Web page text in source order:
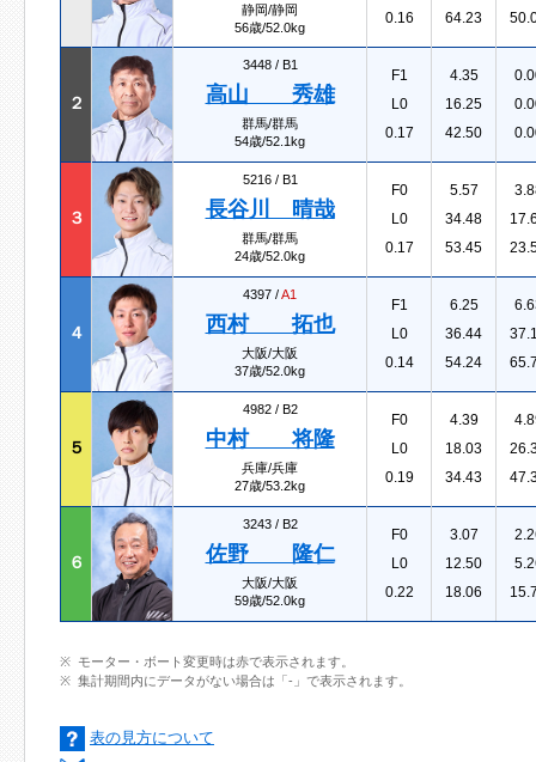
静岡/静岡
56歳/52.0kg
0.16
64.23
２
3448 / B1
高山 秀雄
群馬/群馬
54歳/52.1kg
F1
L0
0.17
4.35
16.25
42.50
３
5216 / B1
長谷川 晴哉
群馬/群馬
24歳/52.0kg
F0
L0
0.17
5.57
34.48
53.45
４
4397 /A1
西村 拓也
大阪/大阪
37歳/52.0kg
F1
L0
0.14
6.25
36.44
54.24
５
4982 / B2
中村 将隆
兵庫/兵庫
27歳/53.2kg
F0
L0
0.19
4.39
18.03
34.43
６
3243 / B2
佐野 隆仁
大阪/大阪
59歳/52.0kg
F0
L0
0.22
3.07
12.50
18.06
モーター・ボート変更時は赤で表示されます。
集計期間内にデータがない場合は「-」で表示されます。
表の見方について